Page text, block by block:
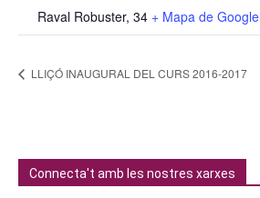
Raval Robuster, 34 + Mapa de Google
LLIÇÓ INAUGURAL DEL CURS 2016-2017
Connecta't amb les nostres xarxes